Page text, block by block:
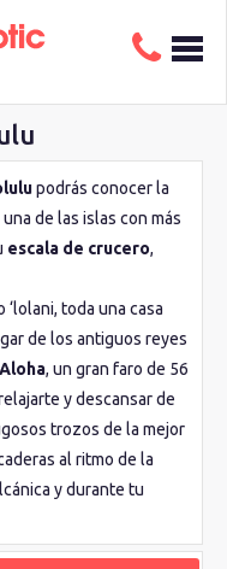
podrás conocer la
una de las islas con más
escala de crucero,
toda una casa
de los antiguos reyes
, un gran faro de 56
y descansar de
trozos de la mejor
al ritmo de la
y durante tu
por su